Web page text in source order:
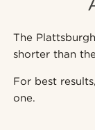
The
shorter than
For best
one.